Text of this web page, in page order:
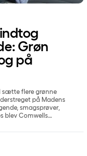
Grøn
på
sætte flere grønne
på Madens
smagsprøver,
blev Comwells